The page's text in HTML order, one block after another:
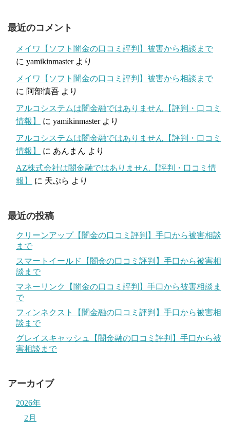
最近のコメント
メイワ【ソフト闇金の口コミ評判】被害から相談まで
に yamikinmasterより
メイワ【ソフト闇金の口コミ評判】被害から相談まで
に 阿部慎吾 より
アルコシステムは闇金融ではありません【評判・口コミ
情報】
に yamikinmasterより
アルコシステムは闇金融ではありません【評判・口コミ
情報】
に あんまん より
AZ株式会社は闇金融ではありません【評判・口コミ情
報】
に 天ぷら より
最近の投稿
クリーンアップ【闇金の口コミ評判】手口から被害相談
まで
スマートイールド【闇金の口コミ評判】手口から被害相
談まで
マネーリンク【闇金の口コミ評判】手口から被害相談ま
で
フィンネクスト【闇金融の口コミ評判】手口から被害相
談まで
グレイスキャッシュ【闇金融の口コミ評判】手口から被
害相談まで
アーカイブ
2026年
2月